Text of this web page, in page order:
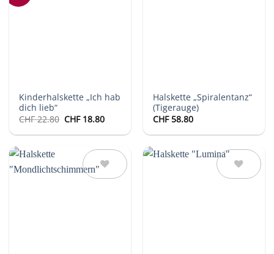
Kinderhalskette „Ich hab
dich lieb“
CHF22.80 Ursprünglicher
Preis
war:
CHF18.80Aktueller
ist:
Halskette „Spiralentanz“
(Tigerauge)
CHF58.80